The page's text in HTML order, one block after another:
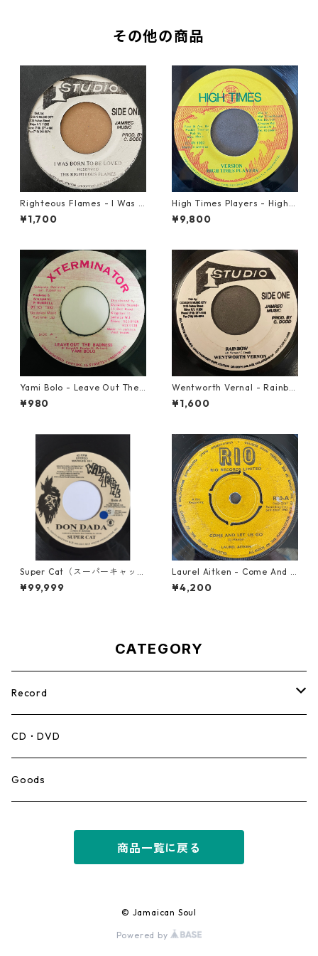
その他の商品
Righteous Flames - I Was B
orn To Be Loved【7-21191】
¥1,700
High Times Players - High T
imes Theme【7-21926】
¥9,800
Yami Bolo - Leave Out The
Badness 【7-10916】
¥980
Wentworth Vernal - Rainbo
w【7-21940】
¥1,600
Super Cat（スーパーキャッ
ト） - Don Dada【7inch】
¥99,999
Laurel Aitken - Come And L
et Us Go【7-21779】
¥4,200
CATEGORY
Record
Mento,Calypso,Ballad
Ska
CD・DVD
Goods
商品一覧に戻る
© Jamaican Soul
Powered by